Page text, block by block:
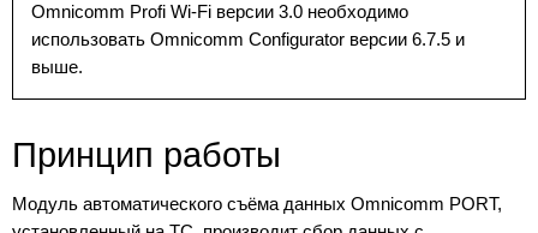
Omnicomm Profi Wi-Fi версии 3.0 необходимо
использовать Omnicomm Configurator версии 6.7.5 и
выше.
Принцип работы
Модуль автоматического съёма данных Omnicomm PORT,